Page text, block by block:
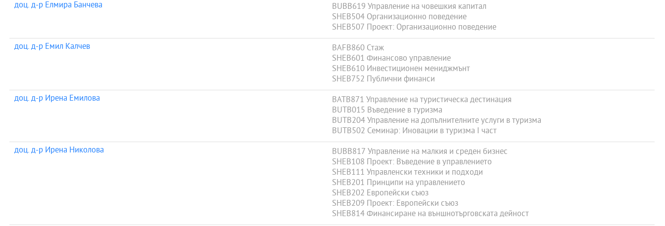
доц. д-р Елмира Банчева
BUBB619 Управление на човешкия капитал
SHEB504 Организационно поведение
SHEB507 Проект: Организационно поведение
доц. д-р Емил Калчев
BAFB860 Стаж
SHEB601 Финансово управление
SHEB610 Инвестиционен мениджмънт
SHEB752 Публични финанси
доц. д-р Ирена Емилова
BATB871 Управление на туристическа дестинация
BUTB015 Въведение в туризма
BUTB204 Управление на допълнителните услуги в туризма
BUTB502 Семинар: Иновации в туризма I част
доц. д-р Ирена Николова
BUBB817 Управление на малкия и среден бизнес
SHEB108 Проект: Въведение в управлението
SHEB111 Управленски техники и подходи
SHEB201 Принципи на управлението
SHEB202 Европейски съюз
SHEB209 Проект: Европейски съюз
SHEB814 Финансиране на външнотърговската дейност